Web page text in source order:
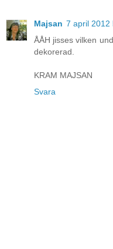
Majsan 7 april 2012
ÅÅH jisses vilken
dekorerad.
KRAM MAJSAN
Svara